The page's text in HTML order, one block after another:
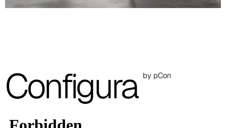
3D Fabric (Cat. A - Tessuto Poliestere)
A 3BL
A 3NE
Skill/Secret (Cat. C - Similpelle)
Configura by pCon